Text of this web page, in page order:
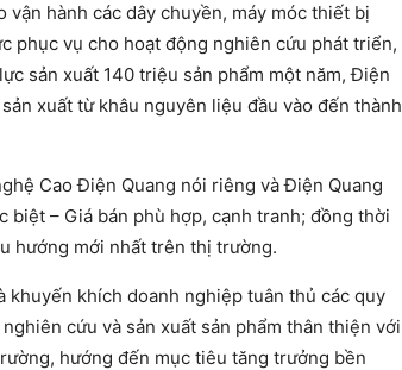
hành các dây chuyền, máy móc thiết bị
phục vụ cho hoạt động nghiên cứu phát triển,
sản xuất 140 triệu sản phẩm một năm, Điện
xuất từ khâu nguyên liệu đầu vào đến thành
Cao Điện Quang nói riêng và Điện Quang
biệt – Giá bán phù hợp, cạnh tranh; đồng thời
hướng mới nhất trên thị trường.
khuyến khích doanh nghiệp tuân thủ các quy
cứu và sản xuất sản phẩm thân thiện với
hướng đến mục tiêu tăng trưởng bền